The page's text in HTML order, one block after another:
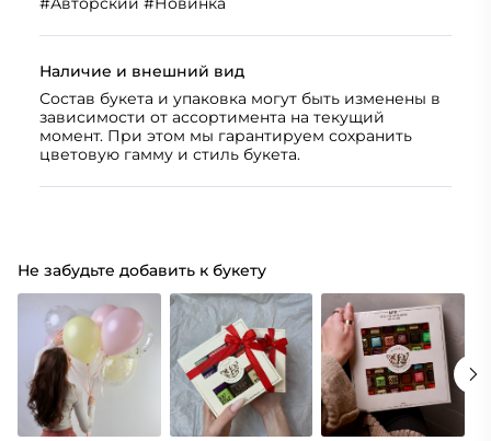
Наличие и внешний вид
Состав букета и упаковка могут быть изменены в
зависимости от ассортимента на текущий
момент. При этом мы гарантируем сохранить
цветовую гамму и стиль букета.
Не забудьте добавить к букету